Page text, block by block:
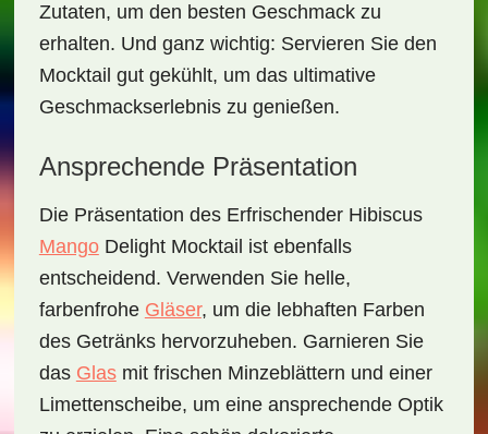
Zutaten, um den besten Geschmack zu
erhalten. Und ganz wichtig: Servieren Sie den
Mocktail gut gekühlt, um das ultimative
Geschmackserlebnis zu genießen.
Ansprechende Präsentation
Die Präsentation des Erfrischender Hibiscus
MangoDelight Mocktail ist ebenfalls
entscheidend. Verwenden Sie helle,
farbenfrohe Gläser, um die lebhaften Farben
des Getränks hervorzuheben. Garnieren Sie
das Glasmit frischen Minzeblättern und einer
Limettenscheibe, um eine ansprechende Optik